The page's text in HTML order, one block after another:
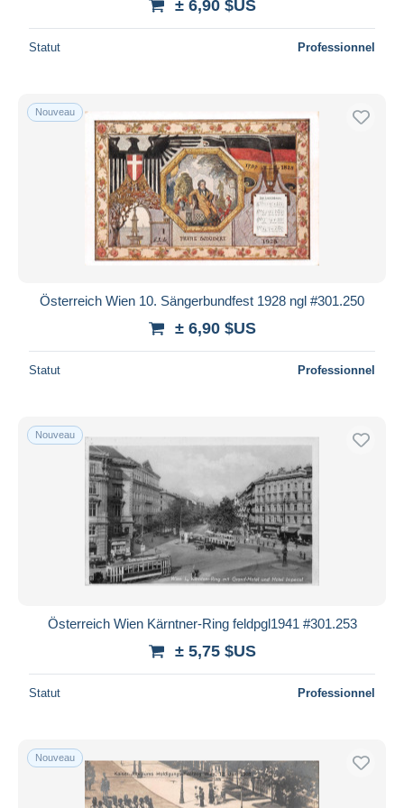
± 6,90 $US
Statut Professionnel
Nouveau
Österreich Wien 10. Sängerbundfest 1928 ngl #301.250
± 6,90 $US
Statut Professionnel
Nouveau
Österreich Wien Kärntner-Ring feldpgl1941 #301.253
± 5,75 $US
Statut Professionnel
Nouveau